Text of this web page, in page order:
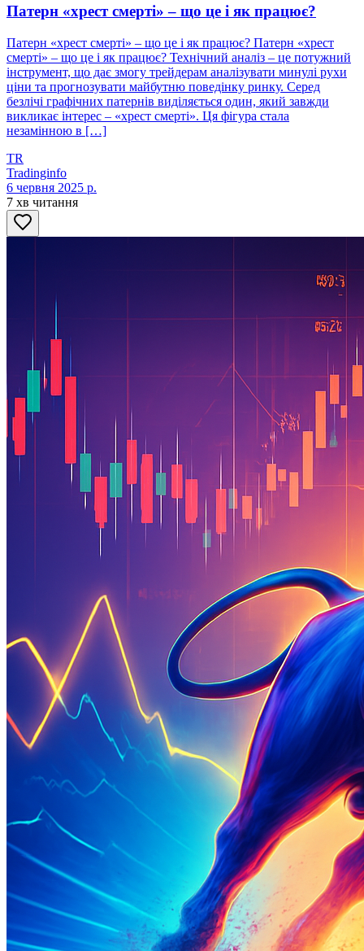
Патерн «хрест смерті» – що це і як працює?
Патерн «хрест смерті» – що це і як працює? Патерн «хрест
смерті» – що це і як працює? Технічний аналіз – це потужний
інструмент, що дає змогу трейдерам аналізувати минулі рухи
ціни та прогнозувати майбутню поведінку ринку. Серед
безлічі графічних патернів виділяється один, який завжди
викликає інтерес – «хрест смерті». Ця фігура стала
незамінною в […]
TR
Tradinginfo
6 червня 2025 р.
7 хв читання